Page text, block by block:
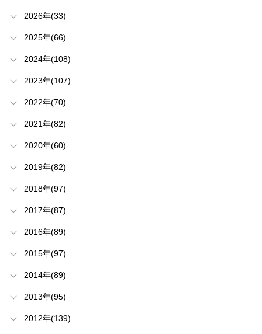
2026年(33)
2025年(66)
2024年(108)
2023年(107)
2022年(70)
2021年(82)
2020年(60)
2019年(82)
2018年(97)
2017年(87)
2016年(89)
2015年(97)
2014年(89)
2013年(95)
2012年(139)